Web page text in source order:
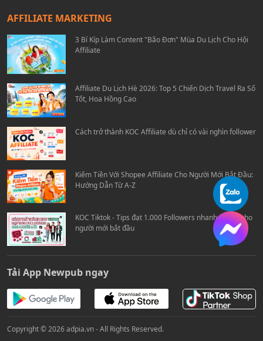
AFFILIATE MARKETING
3 Bí Kíp Làm Content "Bão Đơn" Mùa Du Lịch Cho Hội
Affiliate
Affiliate Du Lịch Hè 2026: Top 5 Chiến Dịch Travel Ra Số
Tốt, Hoa Hồng Cao
Cách trở thành KOC Affiliate dù chỉ có vài nghìn follower
Kiếm Tiền Với Shopee Affiliate Cho Người Mới Bắt Đầu:
Hướng Dẫn Từ A-Z
KOC Tiktok - Tips đạt 1.000 Followers nhanh chóng cho
người mới bắt đầu
Tải App Newpub ngay
Copyright © 2026 adpia.vn - All Rights Reserved.